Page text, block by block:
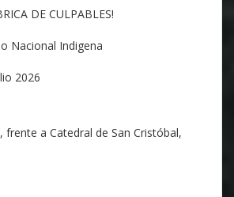
DE CULPABLES!
Nacional Indigena
2026
frente a Catedral de San Cristóbal,